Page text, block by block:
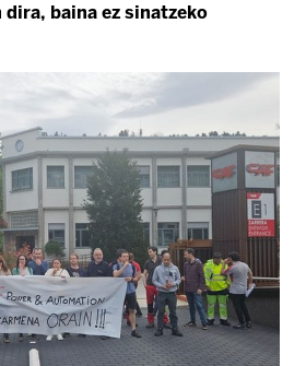
baina ez sinatzeko